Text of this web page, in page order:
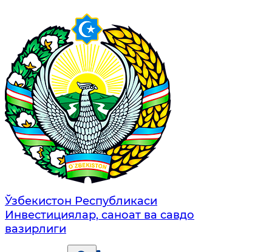
Ўзбекистон Республикаси
Инвестициялар, саноат ва савдо
вазирлиги